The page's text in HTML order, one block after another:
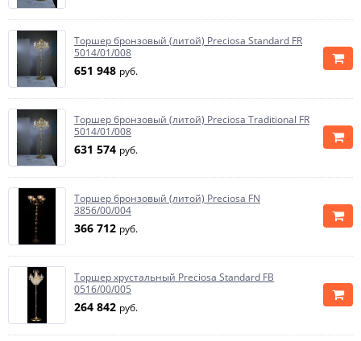
Торшер бронзовый (литой) Preciosa Standard FR
5014/01/008
651 948 руб.
Торшер бронзовый (литой) Preciosa Traditional FR
5014/01/008
631 574 руб.
Торшер бронзовый (литой) Preciosa FN
3856/00/004
366 712 руб.
Торшер хрустальный Preciosa Standard FB
0516/00/005
264 842 руб.